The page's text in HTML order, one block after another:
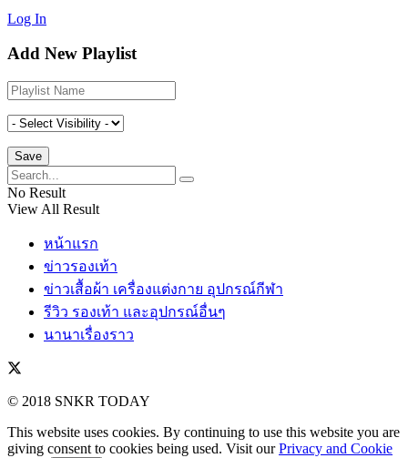
Log In
Add New Playlist
No Result
View All Result
หน้าแรก
ข่าวรองเท้า
ข่าวเสื้อผ้า เครื่องแต่งกาย อุปกรณ์กีฬา
รีวิว รองเท้า และอุปกรณ์อื่นๆ
นานาเรื่องราว
© 2018 SNKR TODAY
This website uses cookies. By continuing to use this website you are
giving consent to cookies being used. Visit ourPrivacy and Cookie